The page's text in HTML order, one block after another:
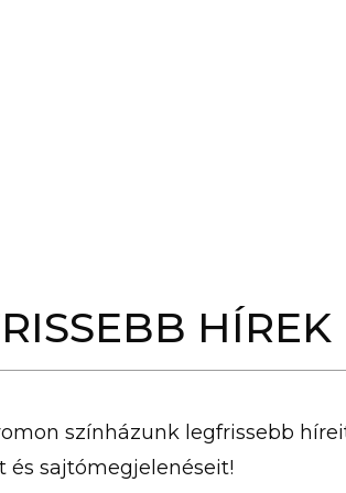
HÍREK
színházunk legfrissebb
és sajtómegjelenéseit!